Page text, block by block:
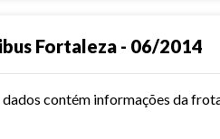
Fortaleza - 06/2014